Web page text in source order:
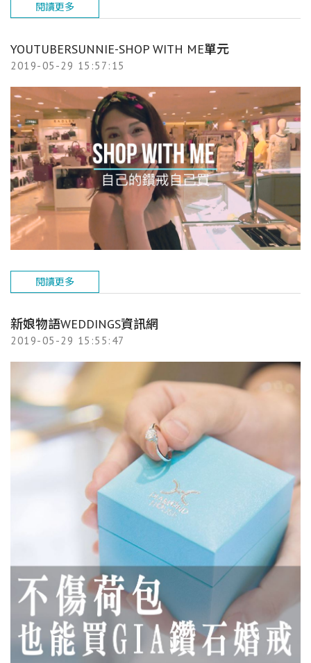
閱讀更多
YOUTUBERSUNNIE-SHOP WITH ME單元
2019-05-29 15:57:15
閱讀更多
新娘物語WEDDINGS資訊網
2019-05-29 15:55:47